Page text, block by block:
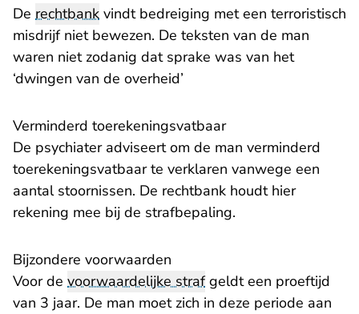
De rechtbank vindt bedreiging met een terroristisch
misdrijf niet bewezen. De teksten van de man
waren niet zodanig dat sprake was van het
‘dwingen van de overheid’
Verminderd toerekeningsvatbaar
De psychiater adviseert om de man verminderd
toerekeningsvatbaar te verklaren vanwege een
aantal stoornissen. De rechtbank houdt hier
rekening mee bij de strafbepaling.
Bijzondere voorwaarden
Voor de voorwaardelijke strafgeldt een proeftijd
van 3 jaar. De man moet zich in deze periode aan